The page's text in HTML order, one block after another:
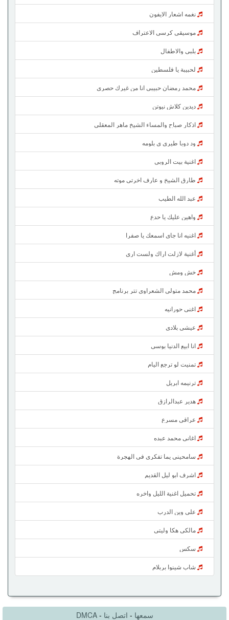
نغمه اشعار الايفون
موسيقي كرسي الاعتراف
بلبي والاطفال
لحبيبة يا فلسطين
محمد رمضان حبيبي انا من غيرك حصري
ديدين كلاش نيوتن
اذكار صباح والمساء الشيخ ماهر المعقلي
ود دوبا طيري ي بلومه
اغنية بيت الروبي
طارق الشيخ و عارف اخرتي موته
عبد الله الطيب
واهين عليك يا حدع
اغنيه انا جاي اسمعك يا صفرا
أغنية لازلت اراك ولست ارى
خش ومش
محمد متولي الشعراوى تتر برنامج
اغني حورانيه
عيشي بلادي
انا ابيع الدنيا بوسي
تمنيت لو ترجع اليام
ترنيمه ابريل
هدير عبدالرازق
عراقي مسرع
اغاني محمد عبده
سامحيني يما تفكري في الهجرة
اشرف ابو ليل القديم
تحميل اغنية الليل واخره
على وين الدرب
مالكي هكا وليتي
سكس
شاب شينوا بربلام
سمعها - اتصل بنا -
DMCA